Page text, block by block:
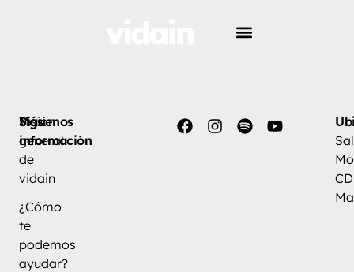
Más
información
Visión
general
de
vidain
¿Cómo
te
podemos
ayudar?
Síguenos